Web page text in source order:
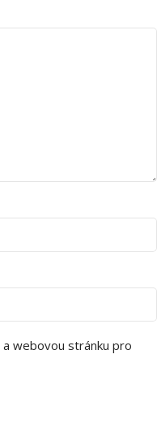
webovou stránku pro